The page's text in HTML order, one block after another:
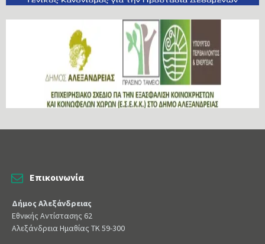
Επικοινωνία
Δήμος Αλεξάνδρειας
Εθνικής Αντίστασης 62
Αλεξάνδρεια Ημαθίας ΤΚ 59-300